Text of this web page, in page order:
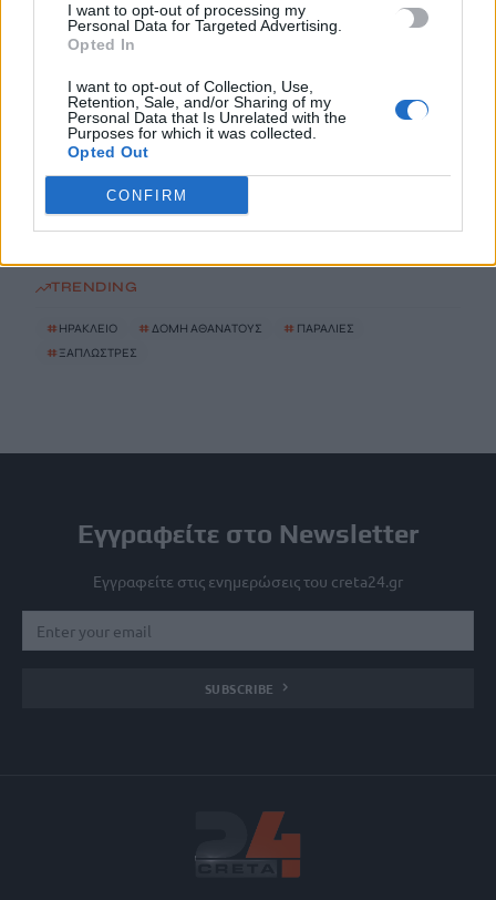
I want to opt-out of processing my
Personal Data for Targeted Advertising.
Opted In
I want to opt-out of Collection, Use,
Retention, Sale, and/or Sharing of my
Personal Data that Is Unrelated with the
Purposes for which it was collected.
Opted Out
CONFIRM
Βιβλιοθήκη Δημοτικού Κήπου
5 Αυγούστου, 2026
Εκδήλωση Τιμής και Μνήμης για τον Μενέλαο Παρλαμά
5 Αυγούστου, 2026
TRENDING
# ΗΡΑΚΛΕΙΟ # ΔΟΜΗ ΑΘΑΝΑΤΟΥΣ # ΠΑΡΑΛΙΕΣ
# ΞΑΠΛΩΣΤΡΕΣ
Εγγραφείτε στο Newsletter
Εγγραφείτε στις ενημερώσεις του creta24.gr
SUBSCRIBE